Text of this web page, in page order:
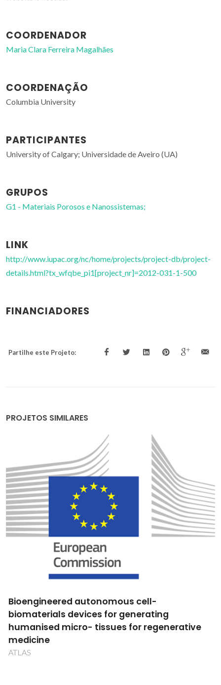
COORDENADOR
Maria Clara Ferreira Magalhães
COORDENAÇÃO
Columbia University
PARTICIPANTES
University of Calgary; Universidade de Aveiro (UA)
GRUPOS
G1 - Materiais Porosos e Nanossistemas;
LINK
http://www.iupac.org/nc/home/projects/project-db/project-
details.html?tx_wfqbe_pi1[project_nr]=2012-031-1-500
FINANCIADORES
Partilhe este Projeto:
PROJETOS SIMILARES
PreciousMet Performance - Porcelana
decorada com metais preciosos e com
propriedades de superficíe de elevado
desempenhopara o mercado HORECA
PRECIOUSMET PERFORMANCE